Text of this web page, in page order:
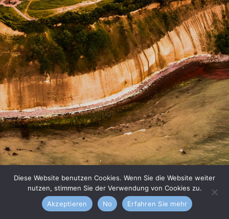
Diese Website benutzen Cookies. Wenn Sie die Website weiter
nutzen, stimmen Sie der Verwendung von Cookies zu.
Akzeptieren
No Erfahren Sie mehr